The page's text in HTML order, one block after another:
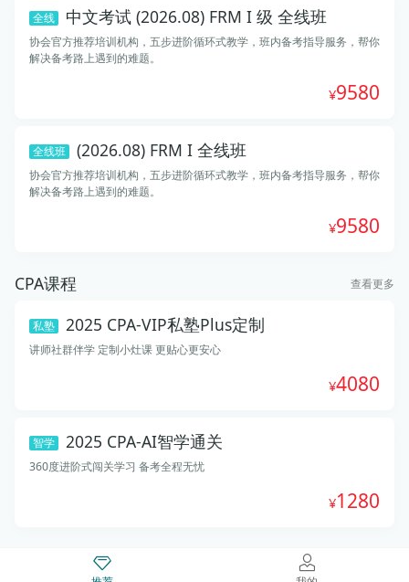
全线 中文考试 (2026.08) FRM I 级 全线班
协会官方推荐培训机构，五步进阶循环式教学，班内备考指导服务，帮你
解决备考路上遇到的难题。
9580
全线班 (2026.08) FRM I 全线班
协会官方推荐培训机构，五步进阶循环式教学，班内备考指导服务，帮你
解决备考路上遇到的难题。
9580
CPA课程 查看更多
私塾 2025 CPA-VIP私塾Plus定制
讲师社群伴学 定制小灶课 更贴心更安心
4080
智学 2025 CPA-AI智学通关
360度进阶式闯关学习 备考全程无忧
1280